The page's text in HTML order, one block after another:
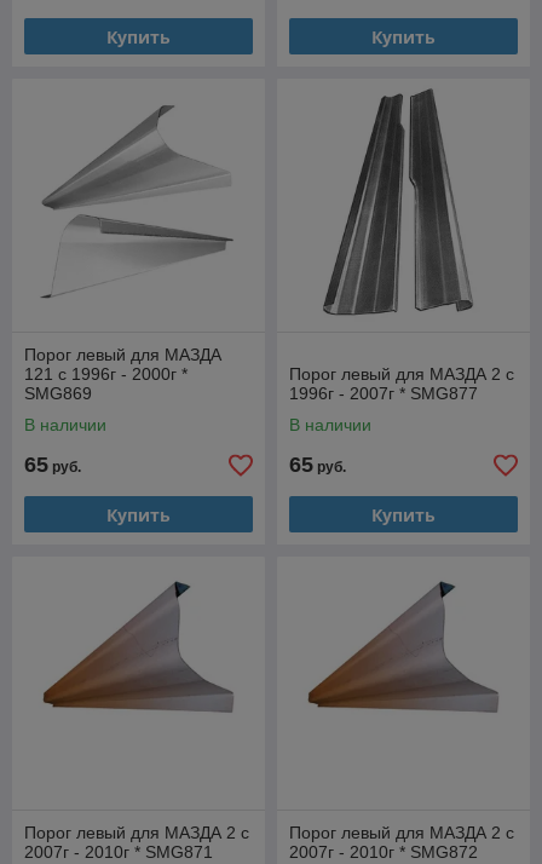
Купить Купить
Порог левый для МАЗДА
121 с 1996г - 2000г *
SMG869
В наличии
65 руб.
Купить
Порог левый для МАЗДА 2 с
1996г - 2007г * SMG877
В наличии
65 руб.
Купить
Порог левый для МАЗДА 2 с
2007г - 2010г * SMG871
Порог левый для МАЗДА 2 с
2007г - 2010г * SMG872